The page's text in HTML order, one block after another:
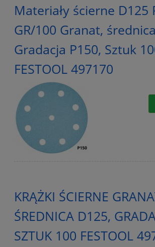
Materiały ścierne D125
GR/100 Granat,
Gradacja P150, Sztuk
FESTOOL 497170
KRĄŻKI ŚCIERNE
ŚREDNICA D125,
SZTUK 100 FESTOOL